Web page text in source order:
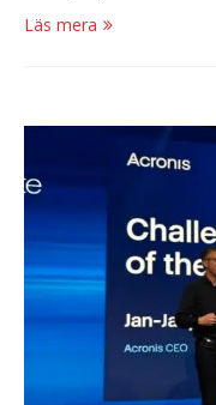
Läs mera